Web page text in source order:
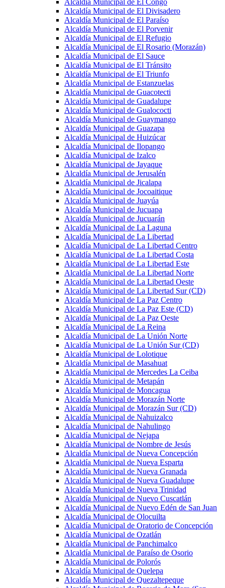
Alcaldía Municipal de El Congo
Alcaldía Municipal de El Divisadero
Alcaldía Municipal de El Paraíso
Alcaldía Municipal de El Porvenir
Alcaldía Municipal de El Refugio
Alcaldía Municipal de El Rosario (Morazán)
Alcaldía Municipal de El Sauce
Alcaldía Municipal de El Tránsito
Alcaldía Municipal de El Triunfo
Alcaldía Municipal de Estanzuelas
Alcaldía Municipal de Guacotecti
Alcaldía Municipal de Guadalupe
Alcaldía Municipal de Gualococti
Alcaldía Municipal de Guaymango
Alcaldía Municipal de Guazapa
Alcaldía Municipal de Huizúcar
Alcaldía Municipal de Ilopango
Alcaldía Municipal de Izalco
Alcaldía Municipal de Jayaque
Alcaldía Municipal de Jerusalén
Alcaldía Municipal de Jicalapa
Alcaldía Municipal de Jocoaitique
Alcaldía Municipal de Juayúa
Alcaldía Municipal de Jucuapa
Alcaldía Municipal de Jucuarán
Alcaldía Municipal de La Laguna
Alcaldía Municipal de La Libertad
Alcaldía Municipal de La Libertad Centro
Alcaldía Municipal de La Libertad Costa
Alcaldía Municipal de La Libertad Este
Alcaldía Municipal de La Libertad Norte
Alcaldía Municipal de La Libertad Oeste
Alcaldía Municipal de La Libertad Sur (CD)
Alcaldía Municipal de La Paz Centro
Alcaldía Municipal de La Paz Este (CD)
Alcaldía Municipal de La Paz Oeste
Alcaldía Municipal de La Reina
Alcaldía Municipal de La Unión Norte
Alcaldía Municipal de La Unión Sur (CD)
Alcaldía Municipal de Lolotique
Alcaldía Municipal de Masahuat
Alcaldía Municipal de Mercedes La Ceiba
Alcaldía Municipal de Metapán
Alcaldía Municipal de Moncagua
Alcaldía Municipal de Morazán Norte
Alcaldía Municipal de Morazán Sur (CD)
Alcaldía Municipal de Nahuizalco
Alcaldía Municipal de Nahulingo
Alcaldía Municipal de Nejapa
Alcaldía Municipal de Nombre de Jesús
Alcaldía Municipal de Nueva Concepción
Alcaldía Municipal de Nueva Esparta
Alcaldía Municipal de Nueva Granada
Alcaldía Municipal de Nueva Guadalupe
Alcaldía Municipal de Nueva Trinidad
Alcaldía Municipal de Nuevo Cuscatlán
Alcaldía Municipal de Nuevo Edén de San Juan
Alcaldía Municipal de Olocuilta
Alcaldía Municipal de Oratorio de Concepción
Alcaldía Municipal de Ozatlán
Alcaldía Municipal de Panchimalco
Alcaldía Municipal de Paraíso de Osorio
Alcaldía Municipal de Polorós
Alcaldía Municipal de Quelepa
Alcaldía Municipal de Quezaltepeque